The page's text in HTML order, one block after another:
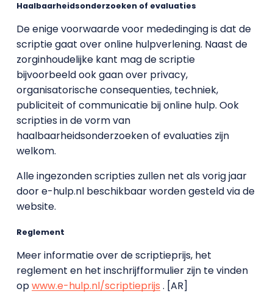
Haalbaarheidsonderzoeken of evaluaties
De enige voorwaarde voor mededinging is dat de
scriptie gaat over online hulpverlening. Naast de
zorginhoudelijke kant mag de scriptie
bijvoorbeeld ook gaan over privacy,
organisatorische consequenties, techniek,
publiciteit of communicatie bij online hulp. Ook
scripties in de vorm van
haalbaarheidsonderzoeken of evaluaties zijn
welkom.
Alle ingezonden scripties zullen net als vorig jaar
door e-hulp.nl beschikbaar worden gesteld via de
website.
Reglement
Meer informatie over de scriptieprijs, het
reglement en het inschrijfformulier zijn te vinden
opwww.e-hulp.nl/scriptieprijs . [AR]